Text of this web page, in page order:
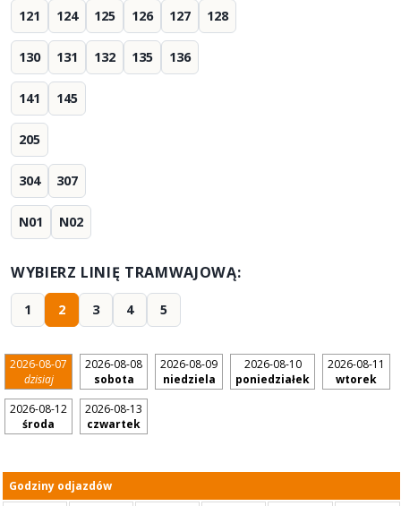
121 124 125 126 127 128
130 131 132 135 136
141 145
205
304 307
N01 N02
WYBIERZ LINIĘ TRAMWAJOWĄ:
1 2 3 4 5
2026-08-07
dzisiaj
2026-08-08
sobota
2026-08-09
niedziela
2026-08-10
poniedziałek
2026-08-11
wtorek
2026-08-12
środa
2026-08-13
czwartek
Godziny odjazdów